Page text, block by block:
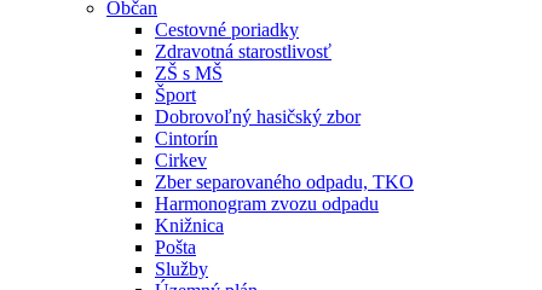
Občan
Cestovné poriadky
Zdravotná starostlivosť
ZŠ s MŠ
Šport
Dobrovoľný hasičský zbor
Cintorín
Cirkev
Zber separovaného odpadu, TKO
Harmonogram zvozu odpadu
Knižnica
Pošta
Služby